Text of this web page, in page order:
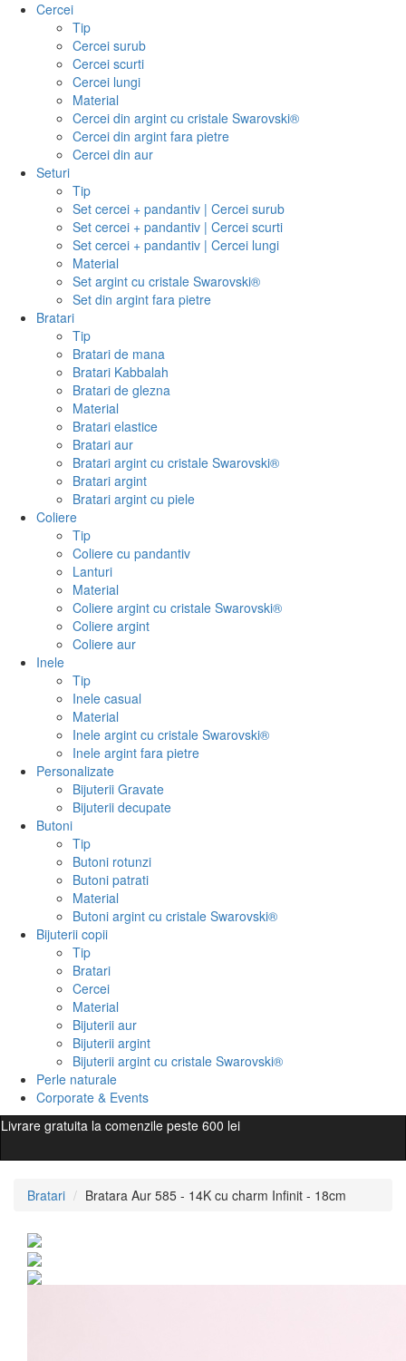
Cercei
Tip
Cercei surub
Cercei scurti
Cercei lungi
Material
Cercei din argint cu cristale Swarovski®
Cercei din argint fara pietre
Cercei din aur
Seturi
Tip
Set cercei + pandantiv | Cercei surub
Set cercei + pandantiv | Cercei scurti
Set cercei + pandantiv | Cercei lungi
Material
Set argint cu cristale Swarovski®
Set din argint fara pietre
Bratari
Tip
Bratari de mana
Bratari Kabbalah
Bratari de glezna
Material
Bratari elastice
Bratari aur
Bratari argint cu cristale Swarovski®
Bratari argint
Bratari argint cu piele
Coliere
Tip
Coliere cu pandantiv
Lanturi
Material
Coliere argint cu cristale Swarovski®
Coliere argint
Coliere aur
Inele
Tip
Inele casual
Material
Inele argint cu cristale Swarovski®
Inele argint fara pietre
Personalizate
Bijuterii Gravate
Bijuterii decupate
Butoni
Tip
Butoni rotunzi
Butoni patrati
Material
Butoni argint cu cristale Swarovski®
Bijuterii copii
Tip
Bratari
Cercei
Material
Bijuterii aur
Bijuterii argint
Bijuterii argint cu cristale Swarovski®
Perle naturale
Corporate & Events
Livrare gratuita la comenzile peste 600 lei
Bratari Bratara Aur 585 - 14K cu charm Infinit - 18cm